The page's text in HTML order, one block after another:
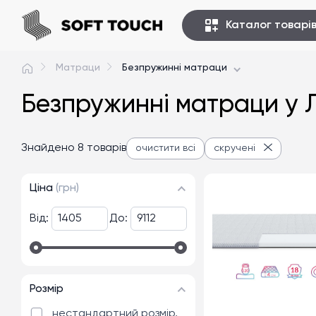
Каталог товарів
Матраци Безпружинні матраци
Безпружинні матраци у
Знайдено 8 товарів очистити всі скручені
Ціна (грн)
Від: До:
Розмір